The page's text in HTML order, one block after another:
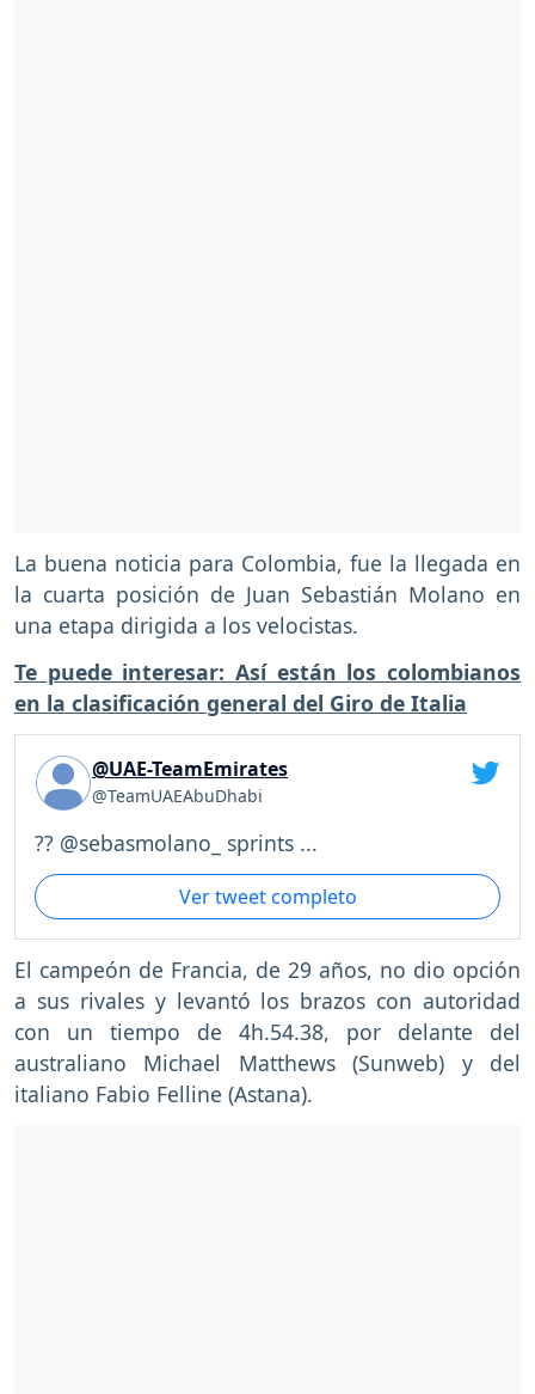
La buena noticia para Colombia, fue la llegada en
la cuarta posición de Juan Sebastián Molano en
una etapa dirigida a los velocistas.
Te puede interesar: Así están los colombianos
en la clasificación general del Giro de Italia
@UAE-TeamEmirates
@TeamUAEAbuDhabi
?? @sebasmolano_ sprints ...
Ver tweet completo
El campeón de Francia, de 29 años, no dio opción
a sus rivales y levantó los brazos con autoridad
con un tiempo de 4h.54.38, por delante del
australiano Michael Matthews (Sunweb) y del
italiano Fabio Felline (Astana).